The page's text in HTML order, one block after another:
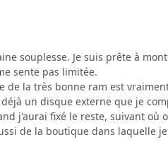
souplesse. Je suis prête à
sente pas limitée.
de la très bonne ram est
un disque externe que je
j'aurai fixé le reste, suivant où
de la boutique dans laquelle